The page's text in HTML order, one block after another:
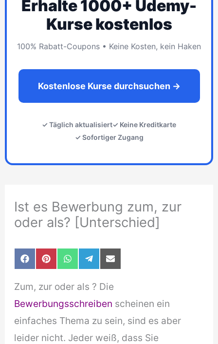
Erhalte 1000+ Udemy-
Kurse kostenlos
100% Rabatt-Coupons • Keine Kosten, kein Haken
Kostenlose Kurse durchsuchen →
✓ Täglich aktualisiert✓ Keine Kreditkarte
✓ Sofortiger Zugang
Ist es Bewerbung zum, zur
oder als? [Unterschied]
Share
on
F
a
e
b
o
o
k
Share
on
P
i
t
e
r
e
s
t
Share
on
W
h
t
s
A
p
p
Share
on
e
l
e
g
r
a
m
Share
on
E
-
i
l
Zum, zur oder als ? Die
Bewerbungsschreiben scheinen ein
einfaches Thema zu sein, sind es aber
leider nicht. Jeder weiß, dass Sie